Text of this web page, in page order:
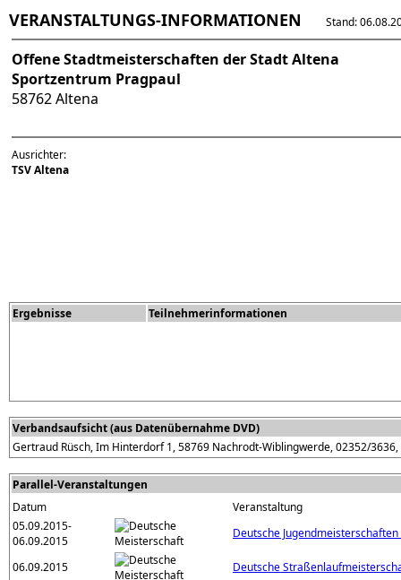
VERANSTALTUNGS-INFORMATIONEN Stand:
Offene Stadtmeisterschaften der Stadt Altena
Sportzentrum Pragpaul
58762 Altena
Ausrichter:
TSV Altena
Ergebnisse Teilnehmerinformationen
Verbandsaufsicht (aus Datenübernahme DVD)
Gertraud Rüsch, Im Hinterdorf 1, 58769 Nachrodt-Wiblingwerde, 02352/3636,
Parallel-Veranstaltungen
Datum
Veranstaltung
05.09.2015-
06.09.2015
Deutsche
06.09.2015
Deutsche